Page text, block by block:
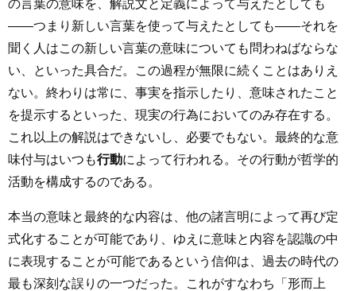
の言葉の意味を、解説文と定義によって与えたとしても
――つまり新しい言葉を使って与えたとしても――それを
聞く人はこの新しい言葉の意味についても問わねばならな
い、といった具合だ。この過程が無限に続くことはありえ
ない。終わりは常に、事実を指示したり、意味されたこと
を提示するといった、現実の行為においてのみ存在する。
これ以上の解説はできないし、必要でもない。最終的な意
味付与はいつも行動によって行われる。その行動が哲学的
活動を構成するのである。
本当の意味と最終的な内容は、他の諸言明によって再び定
式化することが可能であり、ゆえに意味と内容を認識の中
に表現することが可能であるという信仰は、過去の時代の
最も深刻な誤りの一つだった。これがすなわち「形而上